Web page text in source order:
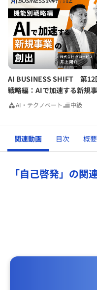
AI BUSINESS SHIFT 第12
戦略編：AIで加速する新規
AI・テクノベート 中級
関連動画 目次 概要
「自己啓発」の関